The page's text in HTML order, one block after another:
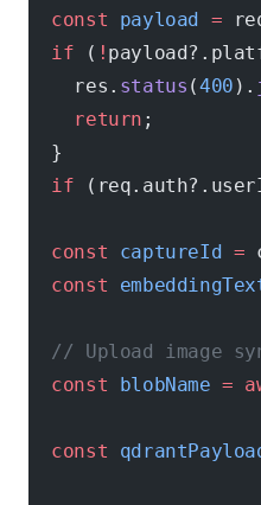
  const
payload =
  if
( !
    res.
status (400 ).
    return
;
  }
  if
  const
captureId =
  const
// Upload image
  const
blobName =
  const